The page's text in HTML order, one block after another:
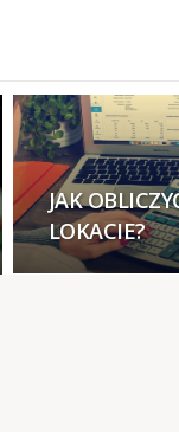
JAK
LOKACIE?